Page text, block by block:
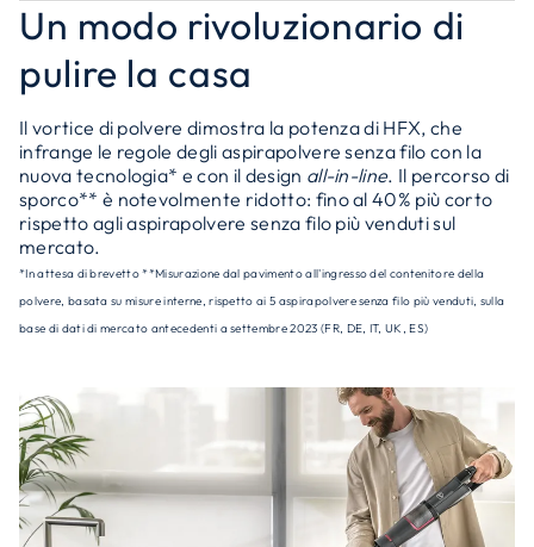
Un modo rivoluzionario di
pulire la casa
Il vortice di polvere dimostra la potenza di HFX, che
infrange le regole degli aspirapolvere senza filo con la
nuova tecnologia* e con il design all-in-line. Il percorso di
sporco** è notevolmente ridotto: fino al 40% più corto
rispetto agli aspirapolvere senza filo più venduti sul
mercato.
*In attesa di brevetto **Misurazione dal pavimento all'ingresso del contenitore della
polvere, basata su misure interne, rispetto ai 5 aspirapolvere senza filo più venduti, sulla
base di dati di mercato antecedenti a settembre 2023 (FR, DE, IT, UK, ES)